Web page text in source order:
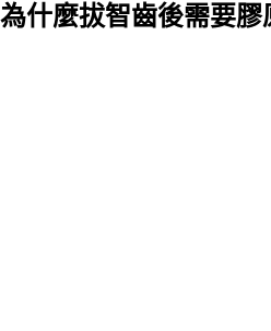
為什麼拔智齒後需要膠